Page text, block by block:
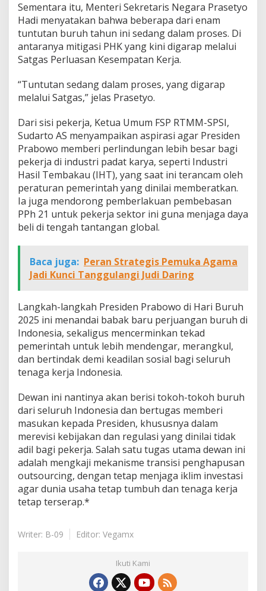
Sementara itu, Menteri Sekretaris Negara Prasetyo
Hadi menyatakan bahwa beberapa dari enam
tuntutan buruh tahun ini sedang dalam proses. Di
antaranya mitigasi PHK yang kini digarap melalui
Satgas Perluasan Kesempatan Kerja.
“Tuntutan sedang dalam proses, yang digarap
melalui Satgas,” jelas Prasetyo.
Dari sisi pekerja, Ketua Umum FSP RTMM-SPSI,
Sudarto AS menyampaikan aspirasi agar Presiden
Prabowo memberi perlindungan lebih besar bagi
pekerja di industri padat karya, seperti Industri
Hasil Tembakau (IHT), yang saat ini terancam oleh
peraturan pemerintah yang dinilai memberatkan.
Ia juga mendorong pemberlakuan pembebasan
PPh 21 untuk pekerja sektor ini guna menjaga daya
beli di tengah tantangan global.
Baca juga: Peran Strategis Pemuka Agama
Jadi Kunci Tanggulangi Judi Daring
Langkah-langkah Presiden Prabowo di Hari Buruh
2025 ini menandai babak baru perjuangan buruh di
Indonesia, sekaligus mencerminkan tekad
pemerintah untuk lebih mendengar, merangkul,
dan bertindak demi keadilan sosial bagi seluruh
tenaga kerja Indonesia.
Dewan ini nantinya akan berisi tokoh-tokoh buruh
dari seluruh Indonesia dan bertugas memberi
masukan kepada Presiden, khususnya dalam
merevisi kebijakan dan regulasi yang dinilai tidak
adil bagi pekerja. Salah satu tugas utama dewan ini
adalah mengkaji mekanisme transisi penghapusan
outsourcing, dengan tetap menjaga iklim investasi
agar dunia usaha tetap tumbuh dan tenaga kerja
tetap terserap.*
Writer: B-09 Editor: Vegamx
Ikuti Kami